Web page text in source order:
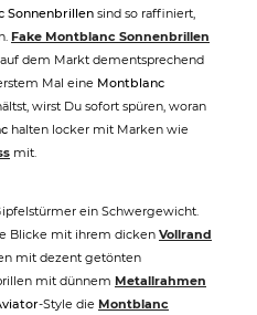
Sonnenbrillen sind so raffiniert,
Fake Montblanc Sonnenbrillen
dem Markt dementsprechend
Mal eine Montblanc
wirst Du sofort spüren, woran
halten locker mit Marken wie
mit.
ein Schwergewicht.
Blicke mit ihrem dicken Vollrand
mit dezent getönten
mit dünnem Metallrahmen
-Style die Montblanc